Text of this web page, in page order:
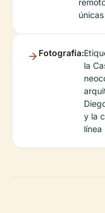
Fotografía:
la
y la
línea